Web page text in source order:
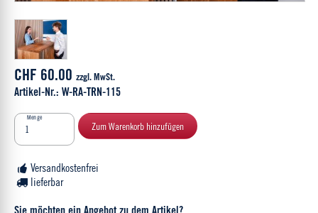
CHF 60.00 zzgl. MwSt.
Artikel-Nr.: W-RA-TRN-115
Menge
Zum Warenkorb hinzufügen
Versandkostenfrei
lieferbar